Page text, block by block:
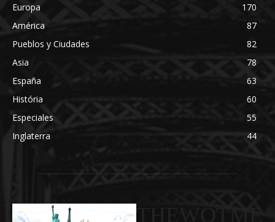
Europa
170
América
87
Pueblos y Ciudades
82
Asia
78
España
63
História
60
Especiales
55
Inglaterra
44